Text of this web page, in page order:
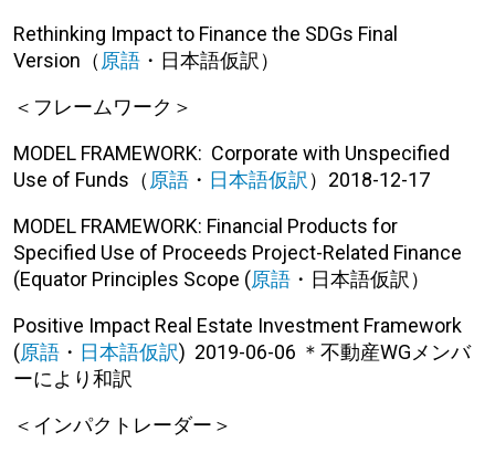
Rethinking Impact to Finance the SDGs Final
Version（ 原語 ・日本語仮訳）
＜フレームワーク＞
MODEL FRAMEWORK: Corporate with Unspecified
Use of Funds（ 原語 ・ 日本語仮訳 ）2018-12-17
MODEL FRAMEWORK: Financial Products for
Specified Use of Proceeds Project-Related Finance
(Equator Principles Scope (原語 ・日本語仮訳）
Positive Impact Real Estate Investment Framework
(原語 ・ 日本語仮訳) 2019-06-06 ＊不動産WGメンバ
ーにより和訳
＜インパクトレーダー＞